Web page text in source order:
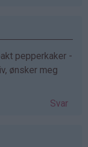
pepperkaker -
ønsker meg
Svar